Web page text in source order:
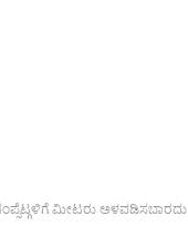
ಮೀಟರು ಅಳವಡಿಸಬಾರದು